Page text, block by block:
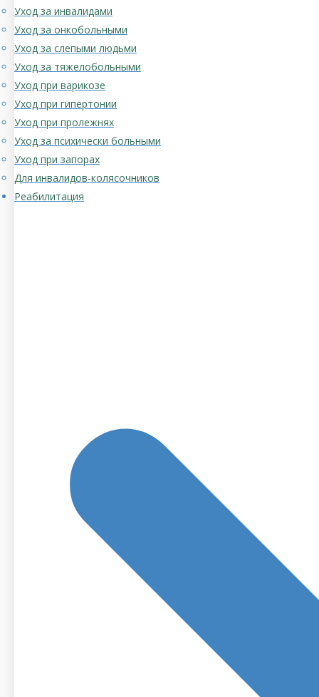
Уход за инвалидами
Уход за онкобольными
Уход за слепыми людьми
Уход за тяжелобольными
Уход при варикозе
Уход при гипертонии
Уход при пролежнях
Уход за психически больными
Уход при запорах
Для инвалидов-колясочников
Реабилитация